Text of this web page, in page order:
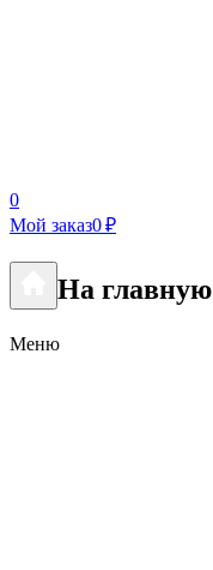
0
Мой заказ0 ₽
На главную
Меню